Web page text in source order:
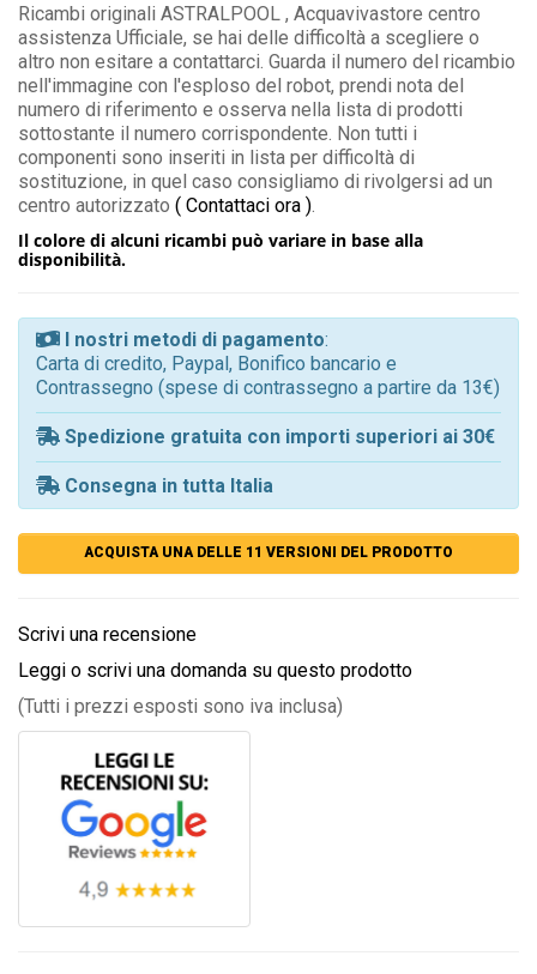
Ricambi originali ASTRALPOOL , Acquavivastore centro
assistenza Ufficiale, se hai delle difficoltà a scegliere o
altro non esitare a contattarci. Guarda il numero del ricambio
nell'immagine con l'esploso del robot, prendi nota del
numero di riferimento e osserva nella lista di prodotti
sottostante il numero corrispondente. Non tutti i
componenti sono inseriti in lista per difficoltà di
sostituzione, in quel caso consigliamo di rivolgersi ad un
centro autorizzato ( Contattaci ora )
Il colore di alcuni ricambi può variare in base alla
disponibilità.
I nostri metodi di pagamento:
Carta di credito, Paypal, Bonifico bancario e
Contrassegno (spese di contrassegno a partire da 13€)
Spedizione gratuita con importi superiori ai 30€
Consegna in tutta Italia
ACQUISTA UNA DELLE 11 VERSIONI DEL PRODOTTO
Scrivi una recensione
Leggi o scrivi una domanda su questo prodotto
(Tutti i prezzi esposti sono iva inclusa)